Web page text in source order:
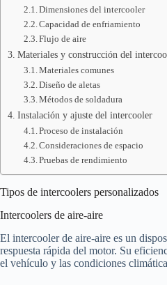
Dimensiones del intercooler
Capacidad de enfriamiento
Flujo de aire
Materiales y construcción del
Materiales comunes
Diseño de aletas
Métodos de soldadura
Instalación y ajuste del intercooler
Proceso de instalación
Consideraciones de espacio
Pruebas de rendimiento
Tipos de intercoolers personalizados
Intercoolers de aire-aire
El intercooler de aire-aire es un
respuesta rápida del motor. Su
el vehículo y las condiciones